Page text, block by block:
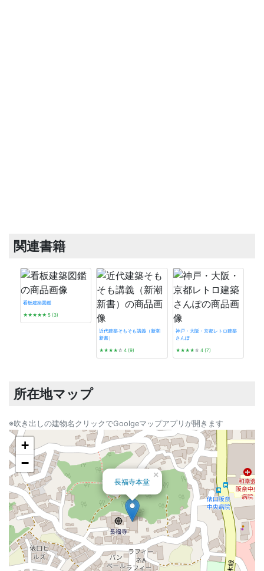
関連書籍
看板建築図鑑
★★★★★ 5 (3)
近代建築そもそも講義（新潮
新書）
★★★★☆ 4 (9)
神戸・大阪・京都レトロ建築
さんぽ
★★★★☆ 4 (7)
所在地マップ
※吹き出しの建物名クリックでGoolgeマップアプリが開きます
長福寺本堂
×
+
−